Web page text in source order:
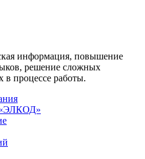
информация, повышение
решение сложных
процессе работы.
«ЭЛКОД»